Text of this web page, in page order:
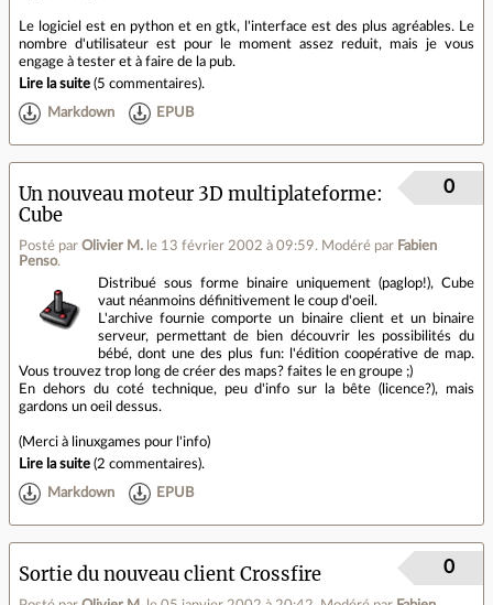
Le logiciel est en python et en gtk, l'interface est des plus agréables. Le
nombre d'utilisateur est pour le moment assez reduit, mais je vous
engage à tester et à faire de la pub.
Lire la suite (5 commentaires).
Markdown EPUB
Un nouveau moteur 3D multiplateforme:
Cube
Posté par Olivier M. le 13 février 2002 à 09:59. Modéré par Fabien
Penso.
0
Distribué sous forme binaire uniquement (paglop!), Cube
vaut néanmoins définitivement le coup d'oeil.
L'archive fournie comporte un binaire client et un binaire
serveur, permettant de bien découvrir les possibilités du
bébé, dont une des plus fun: l'édition coopérative de map.
Vous trouvez trop long de créer des maps? faites le en groupe ;)
En dehors du coté technique, peu d'info sur la bête (licence?), mais
gardons un oeil dessus.
(Merci à linuxgames pour l'info)
Lire la suite (2 commentaires).
Markdown EPUB
Sortie du nouveau client Crossfire 0